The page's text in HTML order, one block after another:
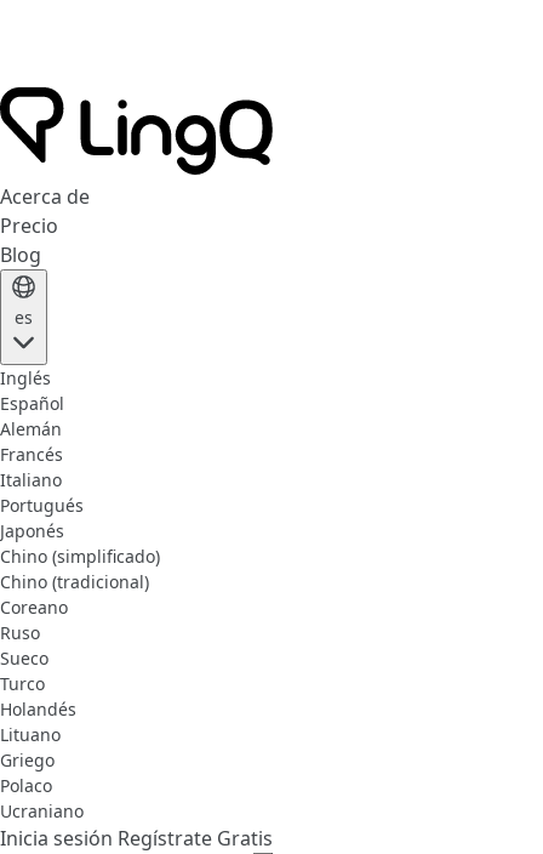
Acerca de
Precio
Blog
es
Inglés
Español
Alemán
Francés
Italiano
Portugués
Japonés
Chino (simplificado)
Chino (tradicional)
Coreano
Ruso
Sueco
Turco
Holandés
Lituano
Griego
Polaco
Ucraniano
Inicia sesión Regístrate Gratis